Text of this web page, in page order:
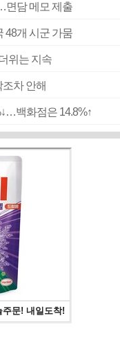
면담 메모 제출
48개 시군 가뭄
위는 지속
차 안해
백화점은 14.8%↑